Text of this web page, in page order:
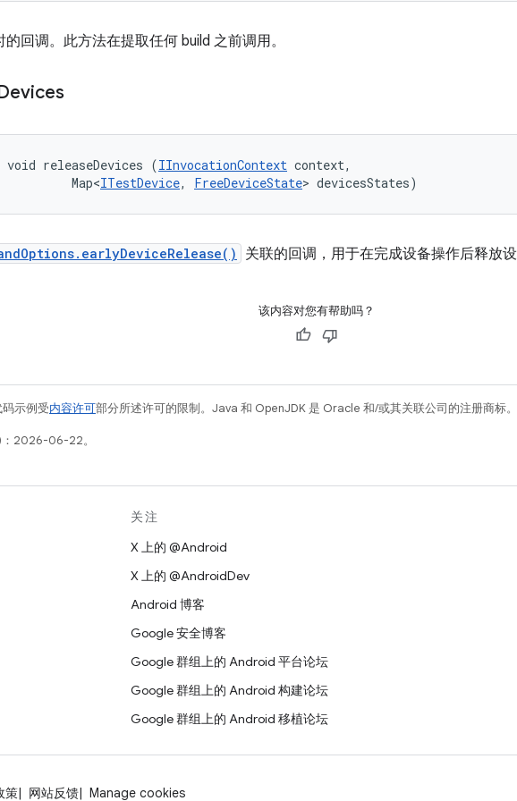
回调。此方法在提取任何 build 之前调用。
releaseDevices (IInvocationContext context,
Map<
ITestDevice, FreeDeviceState> devicesStates)
关联的回调，用于在完成设备操作后释放
该内容对您有帮助吗？
示例受内容许可部分所述许可的限制。Java 和 OpenJDK 是 Oracle 和/或其关联公司的注册商标。
2026-06-22。
关注
X 上的 @Android
X 上的 @AndroidDev
Android 博客
Google 安全博客
Google 群组上的 Android 平台论坛
Google 群组上的 Android 构建论坛
Google 群组上的 Android 移植论坛
策 网站反馈 Manage cookies